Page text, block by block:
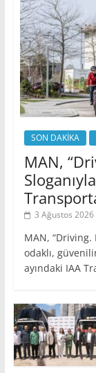
SON DAKİKA
MAN,
3 Ağustos 2026
MAN,
odaklı,
ayındaki IAA